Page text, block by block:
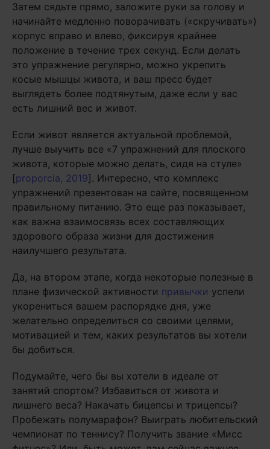
Затем сядьте прямо, заложите руки за голову и
начинайте медленно поворачивать («скручивать»)
корпус вправо и влево, фиксируя крайнее
положение в течение трех секунд. Если делать
это упражнение регулярно, можно укрепить
косые мышцы живота, и ваш пресс будет
выглядеть более подтянутым, даже если у вас
есть лишний вес и живот.
Если живот является актуальной проблемой,
лучше выучить все «7 упражнений для плоского
живота, которые можно делать, сидя на стуле»
[proporcia, 2019]. Интересно, что комплекс
упражнений презентован на сайте, посвященном
правильному питанию. Это еще раз показывает,
как важна взаимосвязь всех составляющих
здорового образа жизни для достижения
наилучшего результата.
Да, на втором этапе, когда некоторые полезные в
плане физической активности привычки успели
укорениться вашем распорядке дня, уже
желательно определиться со своими целями,
мотивацией и тем, каких результатов вы хотели
бы добиться.
Подумайте, чего бы вы хотели в идеале от
занятий спортом? Избавиться от живота и
лишнего веса? Накачать бицепсы и трицепсы?
Пробежать полумарафон? Выиграть любительский
чемпионат по теннису? Получить звание «Мисс